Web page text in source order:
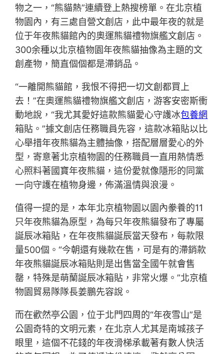
物之一，“熊貓熱”連續登上熱搜榜單。在北京植
物園內，有三處自營文創店，此中最年夜的就是
位于年夜熊貓館內的奧運熊貓禮物旗艦文創店。
300余種以北京植物園年夜熊貓抽像為主題的文
創產物，簡直個個都是滯銷品。
“一離開熊貓館，我恨不得把一切文創都買上
去！”在奧運熊貓禮物旗艦文創店，游客安密斯衝
動地說，“我尤其愛好這款熊貓愛心守護冰包養網
箱貼。”據文創店任務職員先容，這款冰箱貼以比
心舉措年夜熊貓為主體抽像，搭配層層愛心的外
型，寄意著北京植物園的任務職員一直用熱情悉
心照料著國寶年夜熊貓，這份愛就像隱形的同黨
一向守護在植物身邊，佈滿溫情與浪漫。
值得一提的是，本年北京植物園以園內豢養的11
只年夜熊貓為原型，為每只年夜熊貓發布了專屬
誕辰冰箱貼，在年夜熊貓誕辰當天發布，每款限
量500個。“今朝還有幾款在售，可是有的滯銷款
年夜熊貓誕辰冰箱貼則是出售當全國午就會售
罄，特殊是萌蘭誕辰冰箱貼，非常火爆。”北京植
物園貿易隊隊長姜鵬先容說。
而在歡然亭公園，位于北門四周的“年夜雪山”是
公園奇特的文明元素，在北京人尤其是南城孩子
眼里，這個不花錢的年夜滑梯承載著有數人快活